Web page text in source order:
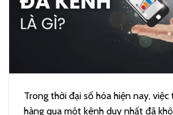
Trong thời đại số hóa hiện nay, việc
hàng qua một kênh duy nhất đã